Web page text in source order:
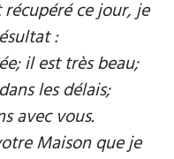
ce jour, je
:
il est très beau;
les délais;
avec vous.
Maison que je